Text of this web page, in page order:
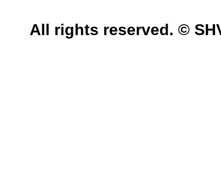
All rights reserved. ©